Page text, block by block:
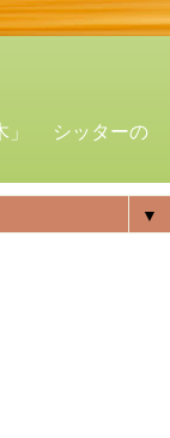
」 シッターの
▼